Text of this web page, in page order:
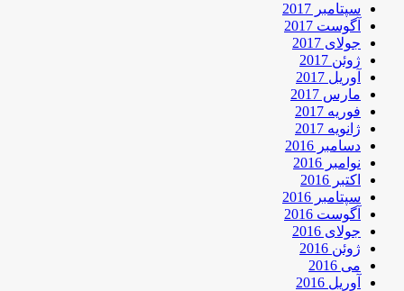
سپتامبر 2017
آگوست 2017
جولای 2017
ژوئن 2017
آوریل 2017
مارس 2017
فوریه 2017
ژانویه 2017
دسامبر 2016
نوامبر 2016
اکتبر 2016
سپتامبر 2016
آگوست 2016
جولای 2016
ژوئن 2016
می 2016
آوریل 2016